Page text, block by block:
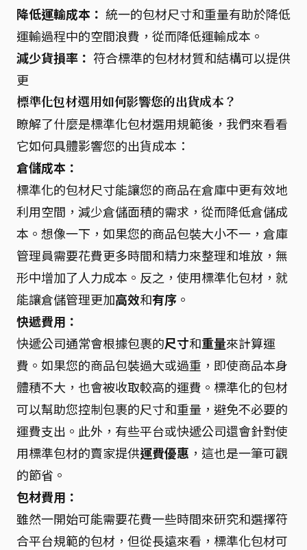
降低運輸成本： 統一的包材尺寸和重量有助於降低
運輸過程中的空間浪費，從而降低運輸成本。
減少貨損率： 符合標準的包材材質和結構可以提供
更
標準化包材選用如何影響您的出貨成本？
瞭解了什麼是標準化包材選用規範後，我們來看看
它如何具體影響您的出貨成本：
倉儲成本：
標準化的包材尺寸能讓您的商品在倉庫中更有效地
利用空間，減少倉儲面積的需求，從而降低倉儲成
本。想像一下，如果您的商品包裝大小不一，倉庫
管理員需要花費更多時間和精力來整理和堆放，無
形中增加了人力成本。反之，使用標準化包材，就
能讓倉儲管理更加高效和有序 。
快遞費用：
快遞公司通常會根據包裹的尺寸和重量來計算運
費。如果您的商品包裝過大或過重，即使商品本身
體積不大，也會被收取較高的運費。標準化的包材
可以幫助您控制包裹的尺寸和重量，避免不必要的
運費支出。此外，有些平台或快遞公司還會針對使
用標準包材的賣家提供運費優惠 ，這也是一筆可觀
的節省。
包材費用：
雖然一開始可能需要花費一些時間來研究和選擇符
合平台規範的包材，但從長遠來看，標準化包材可